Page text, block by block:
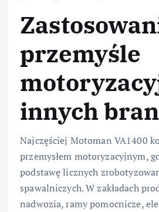
przemyśle
innych
Najczęściej Motoman VA1400
przemysłem motoryzacyjnym,
podstawę licznych
spawalniczych. W zakładach
nadwozia, ramy pomocnicze,